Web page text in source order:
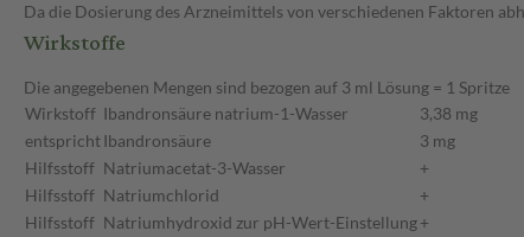
Da die Dosierung des Arzneimittels von verschiedenen Faktoren
Wirkstoffe
Die angegebenen Mengen sind bezogen auf 3 ml Lösung = 1 Spritze
Wirkstoff Ibandronsäure natrium-1-Wasser
3,38 mg
entsprichtIbandronsäure
3 mg
Hilfsstoff Natriumacetat-3-Wasser
+
Hilfsstoff Natriumchlorid
+
Hilfsstoff Natriumhydroxid zur pH-Wert-Einstellung+